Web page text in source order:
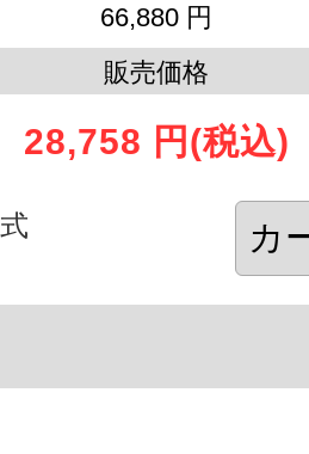
66,880 円
販売価格
28,758 円 (税込)
式